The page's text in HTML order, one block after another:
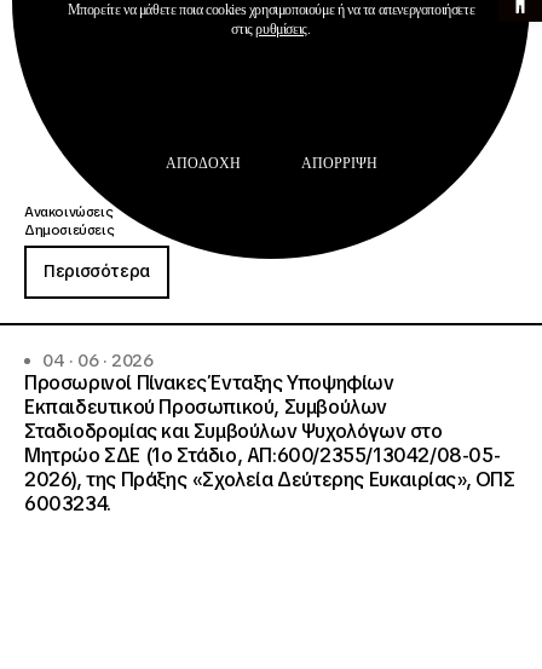
Ανακοινώσεις
Δημοσιεύσεις
Περισσότερα
04 · 06 · 2026
Προσωρινοί Πίνακες Ένταξης Υποψηφίων
Εκπαιδευτικού Προσωπικού, Συμβούλων
Σταδιοδρομίας και Συμβούλων Ψυχολόγων στο
Μητρώο ΣΔΕ (1ο Στάδιο, ΑΠ:600/2355/13042/08-05-
2026), της Πράξης «Σχολεία Δεύτερης Ευκαιρίας», ΟΠΣ
6003234.
Μπορείτε να μάθετε ποια cookies χρησιμοποιούμε ή να τα απενεργοποιήσετε
στιςρυθμίσεις.
ΑΠΟΔΟΧΉ ΑΠΌΡΡΙΨΗ